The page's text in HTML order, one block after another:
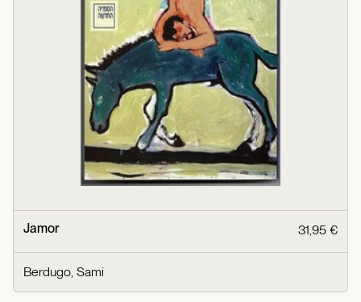
Jamor 31,95 €
Berdugo, Sami